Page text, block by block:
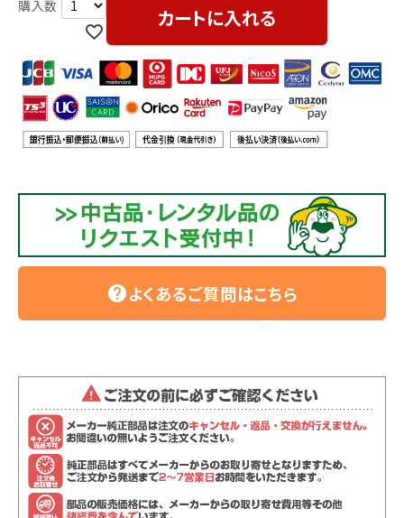
利用ガイド FAQ
メールでのお問い合わせ
info@agriz.net
FAXでのご注文
カートに入れる
helpよくあるご質問はこちら